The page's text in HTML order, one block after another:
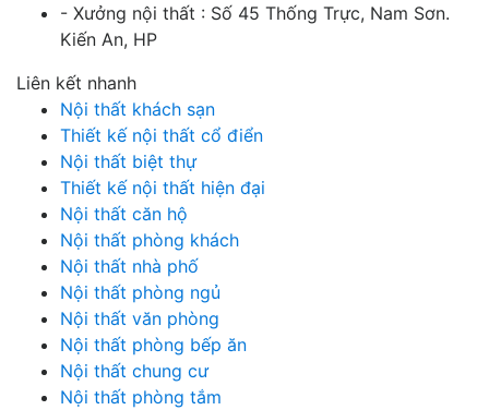
- Xưởng nội thất : Số 45 Thống Trực, Nam Sơn.
Kiến An, HP
Liên kết nhanh
Nội thất khách sạn
Thiết kế nội thất cổ điển
Nội thất biệt thự
Thiết kế nội thất hiện đại
Nội thất căn hộ
Nội thất phòng khách
Nội thất nhà phố
Nội thất phòng ngủ
Nội thất văn phòng
Nội thất phòng bếp ăn
Nội thất chung cư
Nội thất phòng tắm